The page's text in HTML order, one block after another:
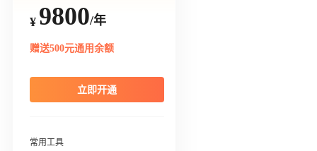
¥ 9800/年
赠送500元通用余额
立即开通
常用工具